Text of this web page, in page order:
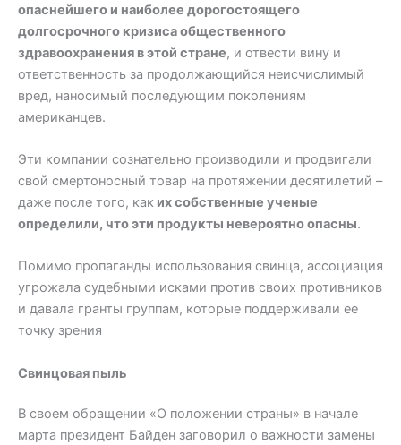
опаснейшего и наиболее дорогостоящего
долгосрочного кризиса общественного
здравоохранения в этой стране, и отвести вину и
ответственность за продолжающийся неисчислимый
вред, наносимый последующим поколениям
американцев.
Эти компании сознательно производили и продвигали
свой смертоносный товар на протяжении десятилетий –
даже после того, как их собственные ученые
определили, что эти продукты невероятно опасны.
Помимо пропаганды использования свинца, ассоциация
угрожала судебными исками против своих противников
и давала гранты группам, которые поддерживали ее
точку зрения
Свинцовая пыль
В своем обращении «О положении страны» в начале
марта президент Байден заговорил о важности замены